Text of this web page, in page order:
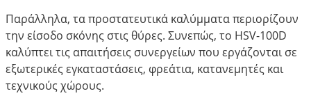
Παράλληλα, τα προστατευτικά καλύμματα περιορίζουν
την είσοδο σκόνης στις θύρες. Συνεπώς, το HSV-100D
καλύπτει τις απαιτήσεις συνεργείων που εργάζονται σε
εξωτερικές εγκαταστάσεις, φρεάτια, κατανεμητές και
τεχνικούς χώρους.